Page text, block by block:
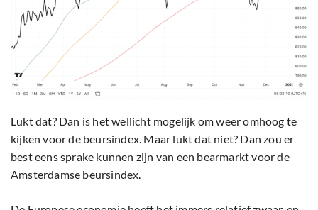
Lukt dat? Dan is het wellicht mogelijk om weer omhoog te
kijken voor de beursindex. Maar lukt dat niet? Dan zou er
best eens sprake kunnen zijn van een bearmarkt voor de
Amsterdamse beursindex.